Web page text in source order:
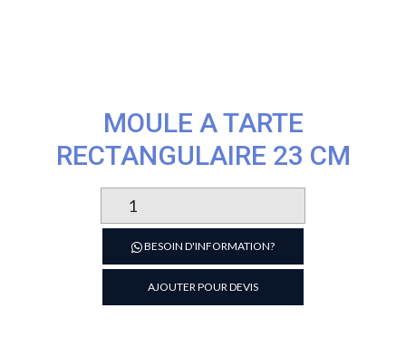
MOULE A TARTE
RECTANGULAIRE 23 CM
de
MOULE
A
TARTE
RECTANGULAIRE
BESOIN D'INFORMATION?
AJOUTER POUR DEVIS